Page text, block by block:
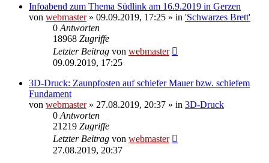
Infoabend zum Thema Südlink am 16.9.2019 in Gerzen
von webmaster» 09.09.2019, 17:25 » in 'Schwarzes Brett'
0 Antworten
18968 Zugriffe
Letzter Beitrag von webmaster
09.09.2019, 17:25
3D-Druck: Zaunpfosten auf schiefer Mauer bzw. schiefem
Fundament
von webmaster» 27.08.2019, 20:37 » in 3D-Druck
0 Antworten
21219 Zugriffe
Letzter Beitrag von webmaster
27.08.2019, 20:37